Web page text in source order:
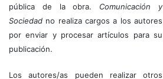
pública de la obra. Comunicación y
Sociedad no realiza cargos a los autores
por enviar y procesar artículos para su
publicación.
Los autores/as pueden realizar otros